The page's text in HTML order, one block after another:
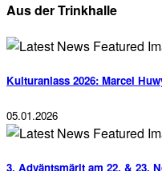
Aus der Trinkhalle
Kulturanlass 2026: Marcel
05.01.2026
3. Adväntsmärit am 22. & 23.